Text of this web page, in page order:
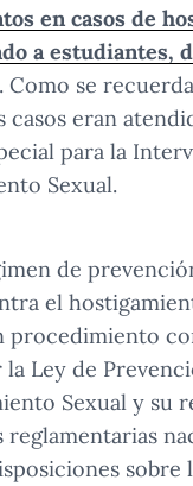
en casos de
a estudiantes,
. Como se
casos eran
para la
Sexual.
de
el
procedimiento
Ley de
Sexual y su
reglamentarias
sobre